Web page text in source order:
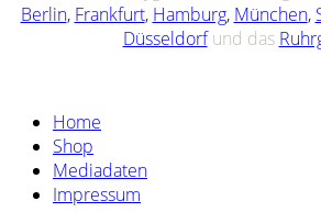
Berlin, Frankfurt, Hamburg, München,
Düsseldorf und das
Home
Shop
Mediadaten
Impressum